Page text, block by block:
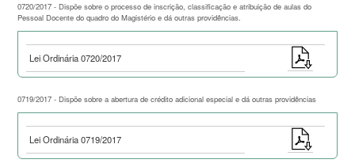
0720/2017 - Dispõe sobre o processo de inscrição, classificação e atribuição de aulas do
Pessoal Docente do quadro do Magistério e dá outras providências.
Lei Ordinária 0720/2017
0719/2017 - Dispõe sobre a abertura de crédito adicional especial e dá outras providências
Lei Ordinária 0719/2017